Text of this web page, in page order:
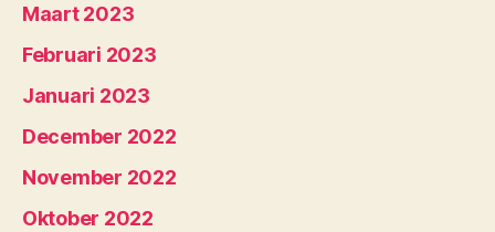
Maart 2023
Februari 2023
Januari 2023
December 2022
November 2022
Oktober 2022